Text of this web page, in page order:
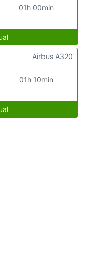
01h 00min
01h 10min
Airbus A320